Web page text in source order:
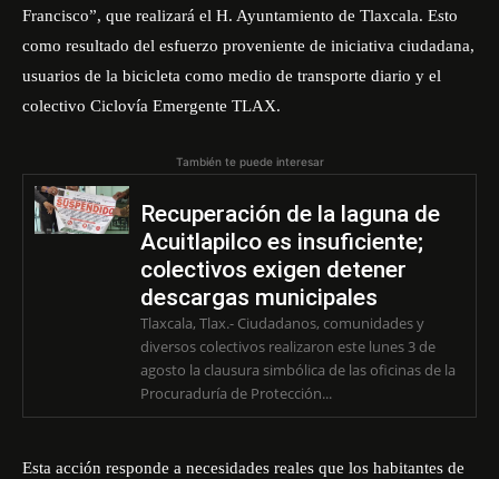
Francisco”, que realizará el H. Ayuntamiento de Tlaxcala. Esto
como resultado del esfuerzo proveniente de iniciativa ciudadana,
usuarios de la bicicleta como medio de transporte diario y el
colectivo Ciclovía Emergente TLAX.
También te puede interesar
Recuperación de la laguna de
Acuitlapilco es insuficiente;
colectivos exigen detener
descargas municipales
Tlaxcala, Tlax.- Ciudadanos, comunidades y
diversos colectivos realizaron este lunes 3 de
agosto la clausura simbólica de las oficinas de la
Procuraduría de Protección...
Esta acción responde a necesidades reales que los habitantes de